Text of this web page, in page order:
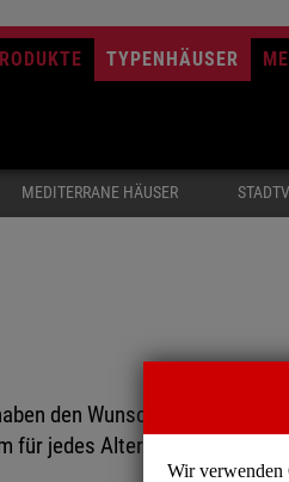
TYPENHÄUSER
MEDITERRANE HÄUSER
den Wunsch gemeinsam
für jedes Alter entwickelt.
Wir verwenden